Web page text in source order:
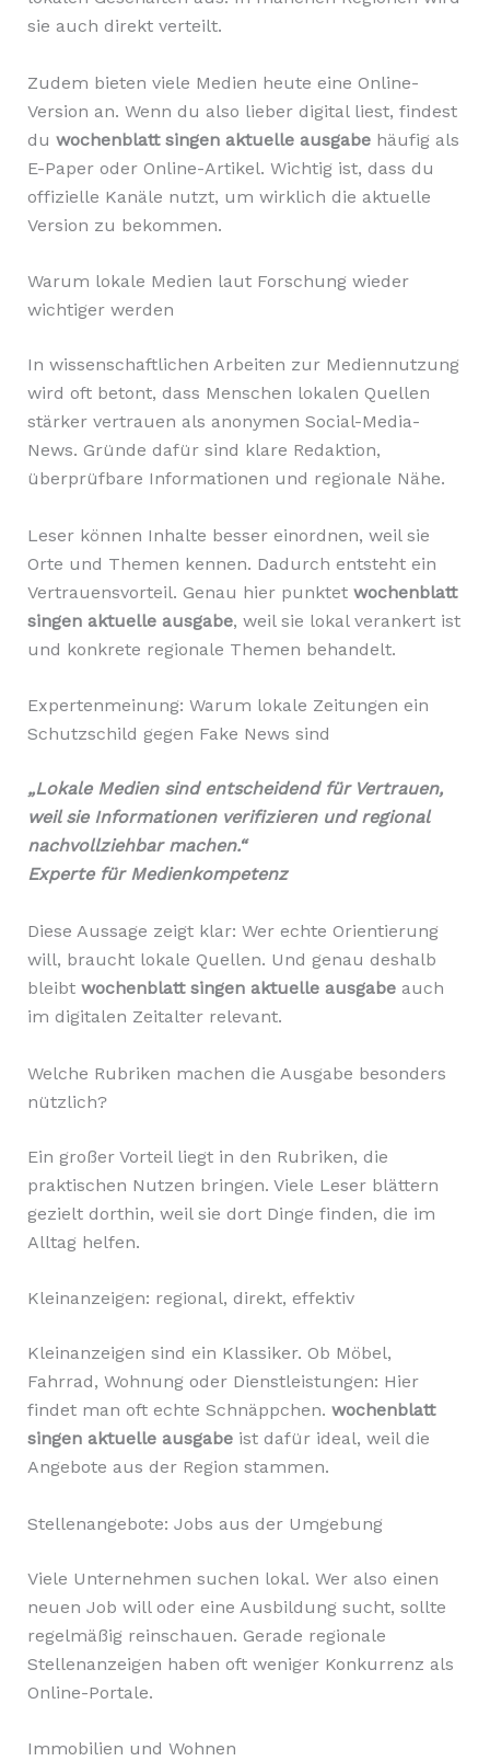
sie auch direkt verteilt.
Zudem bieten viele Medien heute eine Online-
Version an. Wenn du also lieber digital liest, findest
du wochenblatt singen aktuelle ausgabehäufig als
E-Paper oder Online-Artikel. Wichtig ist, dass du
offizielle Kanäle nutzt, um wirklich die aktuelle
Version zu bekommen.
Warum lokale Medien laut Forschung wieder
wichtiger werden
In wissenschaftlichen Arbeiten zur Mediennutzung
wird oft betont, dass Menschen lokalen Quellen
stärker vertrauen als anonymen Social-Media-
News. Gründe dafür sind klare Redaktion,
überprüfbare Informationen und regionale Nähe.
Leser können Inhalte besser einordnen, weil sie
Orte und Themen kennen. Dadurch entsteht ein
Vertrauensvorteil. Genau hier punktet wochenblatt
singen aktuelle ausgabe, weil sie lokal verankert ist
und konkrete regionale Themen behandelt.
Expertenmeinung: Warum lokale Zeitungen ein
Schutzschild gegen Fake News sind
„Lokale Medien sind entscheidend für Vertrauen,
weil sie Informationen verifizieren und regional
nachvollziehbar machen.“
Experte für Medienkompetenz
Diese Aussage zeigt klar: Wer echte Orientierung
will, braucht lokale Quellen. Und genau deshalb
bleibt wochenblatt singen aktuelle ausgabeauch
im digitalen Zeitalter relevant.
Welche Rubriken machen die Ausgabe besonders
nützlich?
Ein großer Vorteil liegt in den Rubriken, die
praktischen Nutzen bringen. Viele Leser blättern
gezielt dorthin, weil sie dort Dinge finden, die im
Alltag helfen.
Kleinanzeigen: regional, direkt, effektiv
Kleinanzeigen sind ein Klassiker. Ob Möbel,
Fahrrad, Wohnung oder Dienstleistungen: Hier
findet man oft echte Schnäppchen. wochenblatt
singen aktuelle ausgabeist dafür ideal, weil die
Angebote aus der Region stammen.
Stellenangebote: Jobs aus der Umgebung
Viele Unternehmen suchen lokal. Wer also einen
neuen Job will oder eine Ausbildung sucht, sollte
regelmäßig reinschauen. Gerade regionale
Stellenanzeigen haben oft weniger Konkurrenz als
Online-Portale.
Immobilien und Wohnen